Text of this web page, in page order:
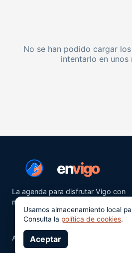
No se han podido cargar
intentarlo en unos
envigo
La agenda para disfrutar Vigo con
más ganas.
Aviso legalPrivacidad
Usamos almacenamiento local
Consulta la política de cookies.
Aceptar